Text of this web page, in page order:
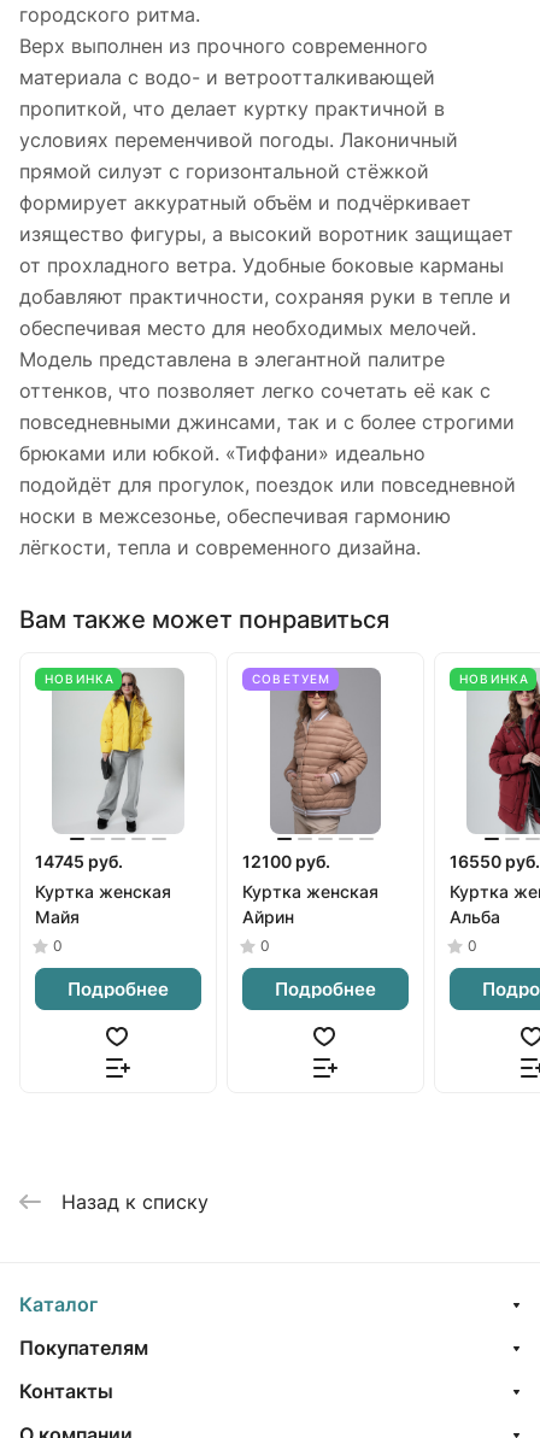
городского ритма.
Верх выполнен из прочного современного
материала с водо- и ветроотталкивающей
пропиткой, что делает куртку практичной в
условиях переменчивой погоды. Лаконичный
прямой силуэт с горизонтальной стёжкой
формирует аккуратный объём и подчёркивает
изящество фигуры, а высокий воротник защищает
от прохладного ветра. Удобные боковые карманы
добавляют практичности, сохраняя руки в тепле и
обеспечивая место для необходимых мелочей.
Модель представлена в элегантной палитре
оттенков, что позволяет легко сочетать её как с
повседневными джинсами, так и с более строгими
брюками или юбкой. «Тиффани» идеально
подойдёт для прогулок, поездок или повседневной
носки в межсезонье, обеспечивая гармонию
лёгкости, тепла и современного дизайна.
Вам также может понравиться
НОВИНКА
14745 руб.
Куртка женская
Майя
0
Подробнее
СОВЕТУЕМ
12100 руб.
Куртка женская
Айрин
0
Подробнее
НОВИНКА
16550 руб.
Куртка
Альба
0
Назад к списку
Каталог
Покупателям
Контакты